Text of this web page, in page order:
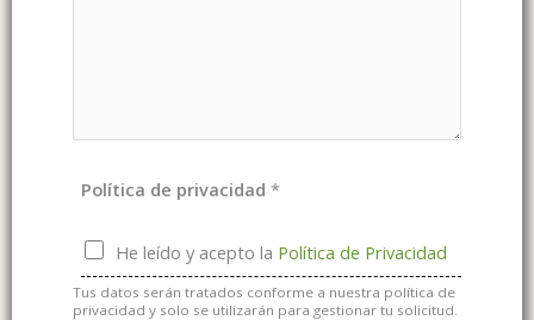
Política de privacidad*
He leído y acepto la Política de Privacidad
Tus datos serán tratados conforme a nuestra política de
privacidad y solo se utilizarán para gestionar tu solicitud.